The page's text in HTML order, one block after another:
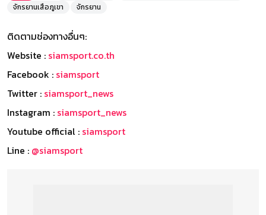
จักรยานเสือภูเขา
จักรยาน
ติดตามช่องทางอื่นๆ:
Website : siamsport.co.th
Facebook : siamsport
Twitter : siamsport_news
Instagram : siamsport_news
Youtube official : siamsport
Line : @siamsport